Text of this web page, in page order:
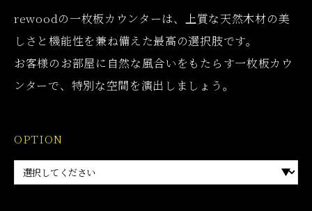
rewoodの一枚板カウンターは、上質な天然木材の美
しさと機能性を兼ね備えた最高の選択肢です。
お客様のお部屋に自然な風合いをもたらす一枚板カウ
ンターで、特別な空間を演出しましょう。
OPTION